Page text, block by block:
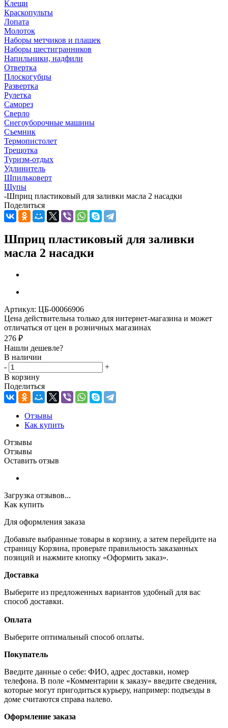
Клещи
Краскопульты
Лопата
Молоток
Наборы метчиков и плашек
Наборы шестигранников
Напильники, надфили
Отвертка
Плоскогубцы
Развертка
Рулетка
Саморез
Сверло
Снегоуборочные машины
Съемник
Термопистолет
Трещотка
Туризм-отдых
Удлинитель
Шпильковерт
Щупы
-Шприц пластиковый для заливки масла 2 насадки
Поделиться
Шприц пластиковый для заливки
масла 2 насадки
Артикул: ЦБ-00066906
Цена действительна только для интернет-магазина и может
отличаться от цен в розничных магазинах
276 ₽
Нашли дешевле?
В наличии
-
+
В корзину
Поделиться
Отзывы
Как купить
Отзывы
Отзывы
Оставить отзыв
Загрузка отзывов...
Как купить
Для оформления заказа
Добавьте выбранные товары в корзину, а затем перейдите на
страницу Корзина, проверьте правильность заказанных
позиций и нажмите кнопку «Оформить заказ».
Доставка
Выберите из предложенных вариантов удобный для вас
способ доставки.
Оплата
Выберите оптимальный способ оплаты.
Покупатель
Введите данные о себе: ФИО, адрес доставки, номер
телефона. В поле «Комментарии к заказу» введите сведения,
которые могут пригодиться курьеру, например: подъезды в
доме считаются справа налево.
Оформление заказа